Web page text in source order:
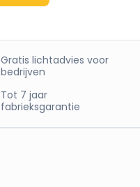
Gratis lichtadvies voor
bedrijven
Tot 7 jaar
fabrieksgarantie